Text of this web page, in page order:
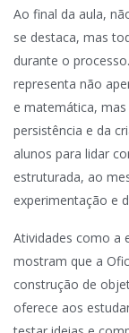
Ao final da aula,
se destaca, mas
durante o
representa não
e matemática,
persistência e da
alunos para lidar
estruturada, ao
experimentação e
Atividades como a
mostram que a
construção de
oferece aos